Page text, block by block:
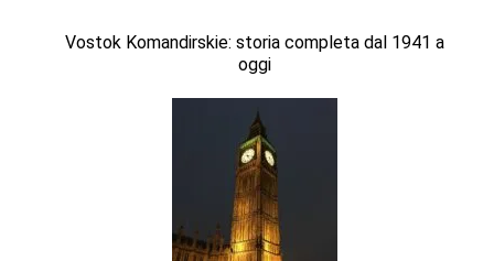
Vostok Komandirskie: storia completa dal 1941 a
oggi